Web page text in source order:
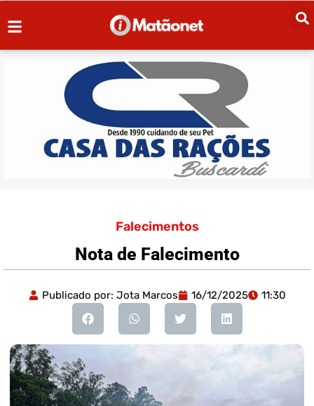
Falecimentos
Nota de Falecimento
Publicado por: Jota Marcos 16/12/2025 11:30